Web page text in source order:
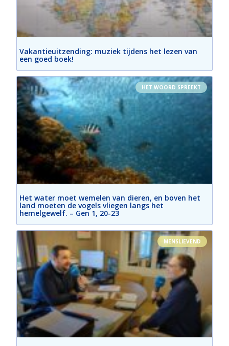
Vakantieuitzending: muziek tijdens het lezen van
een goed boek!
HET WOORD SPREEKT
Het water moet wemelen van dieren, en boven het
land moeten de vogels vliegen langs het
hemelgewelf. – Gen 1, 20-23
MENSLIEVEND